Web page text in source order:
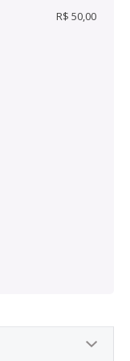
R$ 50,00